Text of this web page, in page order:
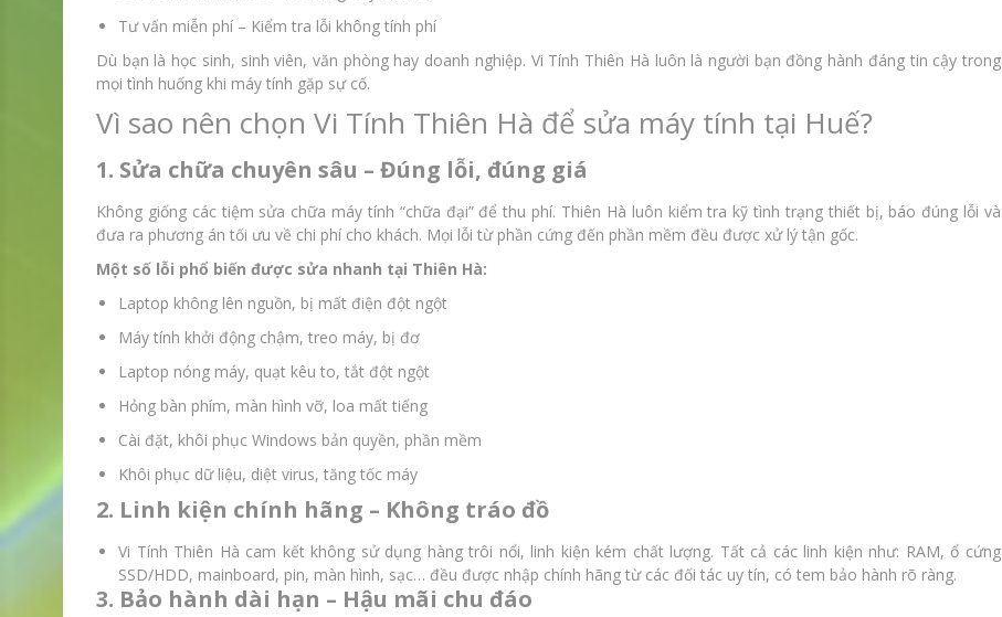
Tư vấn miễn phí – Kiểm tra lỗi không tính phí
Dù bạn là học sinh, sinh viên, văn phòng hay doanh nghiệp. Vi Tính Thiên Hà luôn là người bạn đồng hành đáng tin cậy trong
mọi tình huống khi máy tính gặp sự cố.
Vì sao nên chọn Vi Tính Thiên Hà để sửa máy tính tại Huế?
1. Sửa chữa chuyên sâu – Đúng lỗi, đúng giá
Không giống các tiệm sửa chữa máy tính “chữa đại” để thu phí. Thiên Hà luôn kiểm tra kỹ tình trạng thiết bị, báo đúng lỗi và
đưa ra phương án tối ưu về chi phí cho khách. Mọi lỗi từ phần cứng đến phần mềm đều được xử lý tận gốc.
Một số lỗi phổ biến được sửa nhanh tại Thiên Hà:
Laptop không lên nguồn, bị mất điện đột ngột
Máy tính khởi động chậm, treo máy, bị đơ
Laptop nóng máy, quạt kêu to, tắt đột ngột
Hỏng bàn phím, màn hình vỡ, loa mất tiếng
Cài đặt, khôi phục Windows bản quyền, phần mềm
Khôi phục dữ liệu, diệt virus, tăng tốc máy
2. Linh kiện chính hãng – Không tráo đồ
Vi Tính Thiên Hà cam kết không sử dụng hàng trôi nổi, linh kiện kém chất lượng. Tất cả các linh kiện như: RAM, ổ cứng
SSD/HDD, mainboard, pin, màn hình, sạc… đều được nhập chính hãng từ các đối tác uy tín, có tem bảo hành rõ ràng.
3. Bảo hành dài hạn – Hậu mãi chu đáo